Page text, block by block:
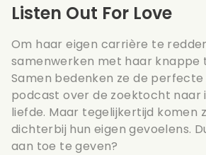
Listen Out For Love
Om haar eigen carrière te
samenwerken met haar knappe
Samen bedenken ze de perfecte
podcast over de zoektocht naar
liefde. Maar tegelijkertijd komen
dichterbij hun eigen gevoelens.
aan toe te geven?